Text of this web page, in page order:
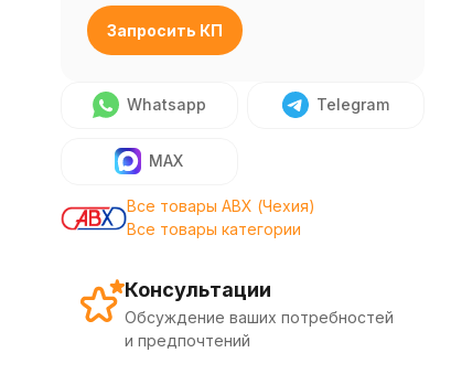
Запросить КП
Whatsapp Telegram
MAX
Все товары ABX (Чехия)
Все товары категории
Консультации
Обсуждение ваших потребностей
и предпочтений